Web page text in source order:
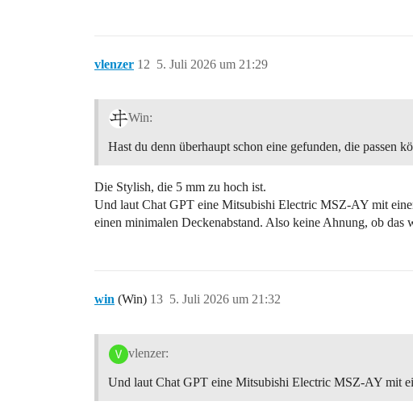
vlenzer 5. Juli 2026 um 21:29
12
Win:
Hast du denn überhaupt schon eine gefunden, die passen
Die Stylish, die 5 mm zu hoch ist.
Und laut Chat GPT eine Mitsubishi Electric MSZ-AY mit
einen minimalen Deckenabstand. Also keine Ahnung, ob das
win (Win) 5. Juli 2026 um 21:32
13
vlenzer:
Und laut Chat GPT eine Mitsubishi Electric MSZ-AY mit